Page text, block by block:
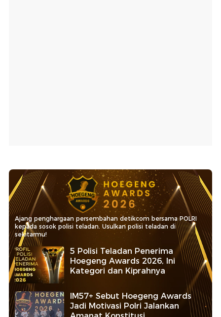
Ajang penghargaan persembahan detikcom bersama POLRI
kepada sosok polisi teladan. Usulkan polisi teladan di
sekitarmu!
5 Polisi Teladan Penerima
Hoegeng Awards 2026, Ini
Kategori dan Kiprahnya
IM57+ Sebut Hoegeng Awards
Jadi Motivasi Polri Jalankan